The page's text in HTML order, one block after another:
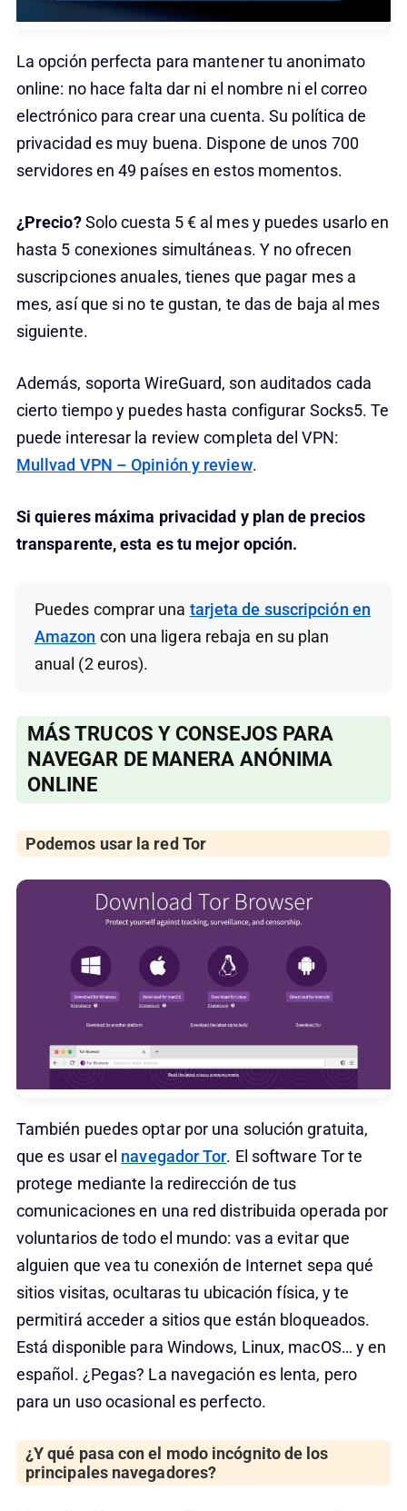
La opción perfecta para mantener tu anonimato
online: no hace falta dar ni el nombre ni el correo
electrónico para crear una cuenta. Su política de
privacidad es muy buena. Dispone de unos 700
servidores en 49 países en estos momentos.
¿Precio?Solo cuesta 5 € al mes y puedes usarlo en
hasta 5 conexiones simultáneas. Y no ofrecen
suscripciones anuales, tienes que pagar mes a
mes, así que si no te gustan, te das de baja al mes
siguiente.
Además, soporta WireGuard, son auditados cada
cierto tiempo y puedes hasta configurar Socks5. Te
puede interesar la review completa del VPN:
Mullvad VPN – Opinión y review.
Si quieres máxima privacidad y plan de precios
transparente, esta es tu mejor opción.
Puedes comprar una tarjeta de suscripción en
Amazon con una ligera rebaja en su plan
anual (2 euros).
MÁS TRUCOS Y CONSEJOS PARA
NAVEGAR DE MANERA ANÓNIMA
ONLINE
Podemos usar la red Tor
También puedes optar por una solución gratuita,
que es usar el navegador Tor. El software Tor te
protege mediante la redirección de tus
comunicaciones en una red distribuida operada por
voluntarios de todo el mundo: vas a evitar que
alguien que vea tu conexión de Internet sepa qué
sitios visitas, ocultaras tu ubicación física, y te
permitirá acceder a sitios que están bloqueados.
Está disponible para Windows, Linux, macOS… y en
español. ¿Pegas? La navegación es lenta, pero
para un uso ocasional es perfecto.
¿Y qué pasa con el modo incógnito de los
principales navegadores?